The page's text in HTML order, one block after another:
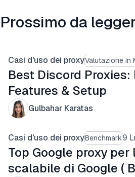
Prossimo da
Casi d'uso dei proxyValutazione in
Best Discord Proxies:
Features & Setup
Gulbahar Karatas
Casi d'uso dei proxyBenchmark9
Top Google proxy per
scalabile di Google (